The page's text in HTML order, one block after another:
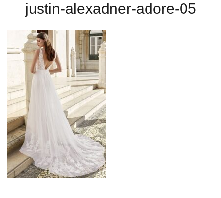
justin-alexadner-adore-05